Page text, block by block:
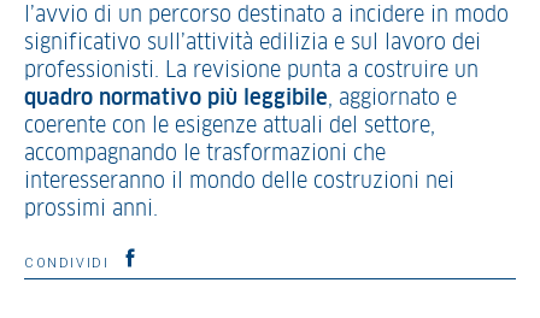
l’avvio di un percorso destinato a incidere in modo
significativo sull’attività edilizia e sul lavoro dei
professionisti. La revisione punta a costruire un
quadro normativo più leggibile, aggiornato e
coerente con le esigenze attuali del settore,
accompagnando le trasformazioni che
interesseranno il mondo delle costruzioni nei
prossimi anni.
CONDIVIDI